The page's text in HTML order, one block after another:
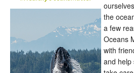
Passez à l'action
the
a few
Oceans
with
and help